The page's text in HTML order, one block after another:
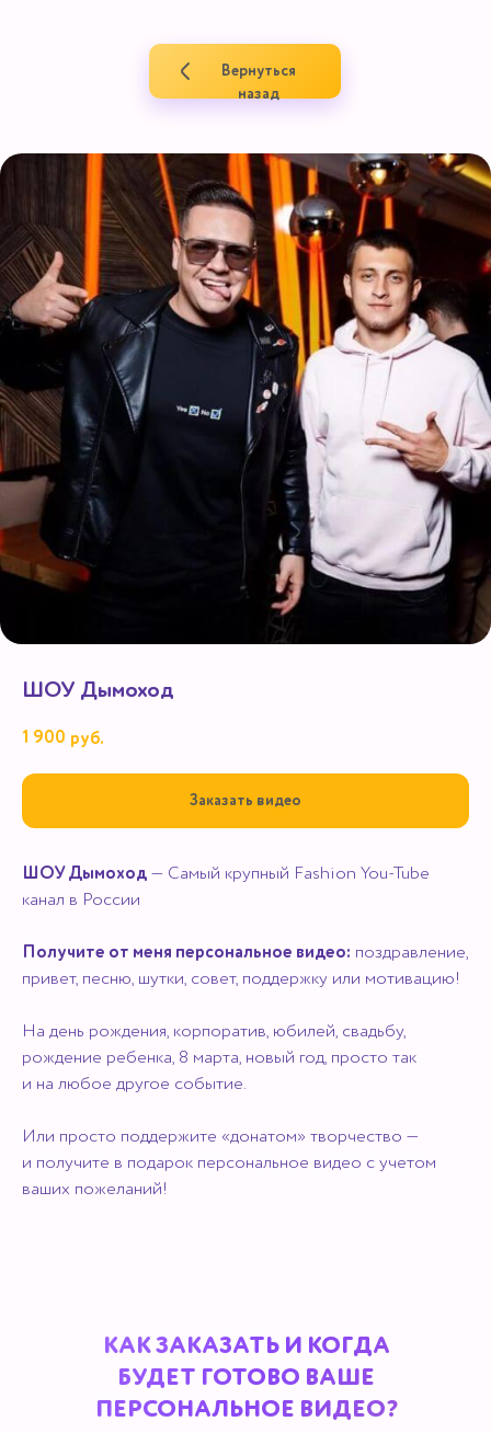
Вернуться
назад
ШОУ Дымоход
1 900 руб.
Заказать видео
ШОУ Дымоход — Самый крупный Fashion You-Tube
канал в России
Получите от меня персональное видео: поздравление,
привет, песню, шутки, совет, поддержку или мотивацию!
На день рождения, корпоратив, юбилей, свадьбу,
рождение ребенка, 8 марта, новый год, просто так
и на любое другое событие.
Или просто поддержите «донатом» творчество —
и получите в подарок персональное видео с учетом
ваших пожеланий!
КАК ЗАКАЗАТЬ И КОГДА
БУДЕТ ГОТОВО ВАШЕ
ПЕРСОНАЛЬНОЕ ВИДЕО?